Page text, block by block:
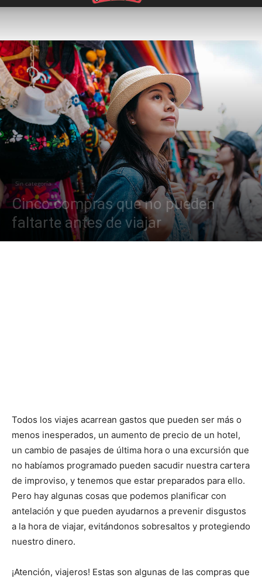
Sin categoría
Cinco compras que no pueden
faltarte antes de viajar
Todos los viajes acarrean gastos que pueden ser más o
menos inesperados, un aumento de precio de un hotel,
un cambio de pasajes de última hora o una excursión que
no habíamos programado pueden sacudir nuestra cartera
de improviso, y tenemos que estar preparados para ello.
Pero hay algunas cosas que podemos planificar con
antelación y que pueden ayudarnos a prevenir disgustos
a la hora de viajar, evitándonos sobresaltos y protegiendo
nuestro dinero.
¡Atención, viajeros! Estas son algunas de las compras que